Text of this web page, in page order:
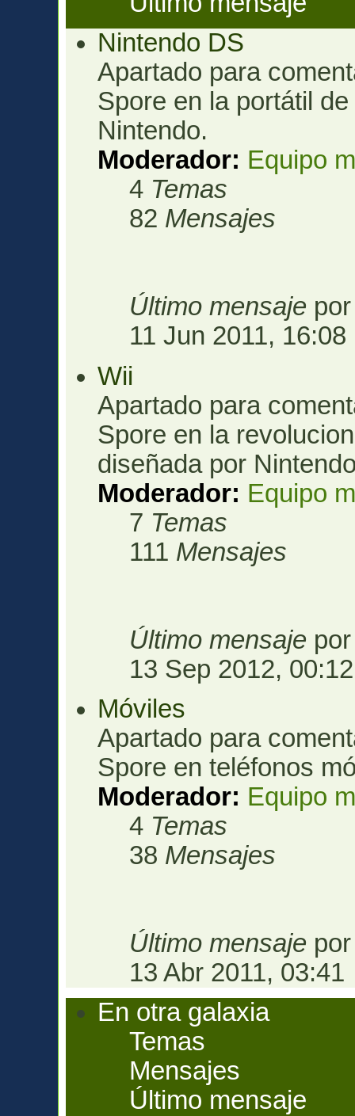
Nintendo DS
Apartado para
Spore en la portátil
Nintendo.
Moderador: Equipo
4 Temas
82 Mensajes
Último mensaje
11 Jun 2011, 16:08
Wii
Apartado para
Spore en la
diseñada por
Moderador: Equipo
7 Temas
111 Mensajes
Último mensaje
13 Sep 2012, 00:12
Móviles
Apartado para
Spore en teléfonos
Moderador: Equipo
4 Temas
38 Mensajes
Último mensaje
13 Abr 2011, 03:41
En otra galaxia
Temas
Mensajes
Último mensaje